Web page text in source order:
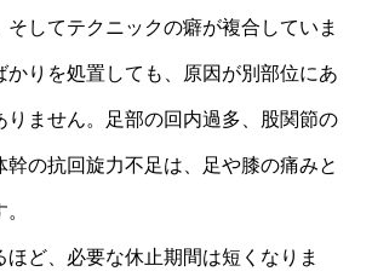
そしてテクニックの癖が複合していま
かりを処置しても、原因が別部位にあ
りません。足部の回内過多、股関節の
幹の抗回旋力不足は、足や膝の痛みと
ほど、必要な休止期間は短くなりま